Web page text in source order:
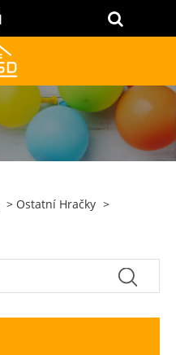
> Ostatní Hračky >